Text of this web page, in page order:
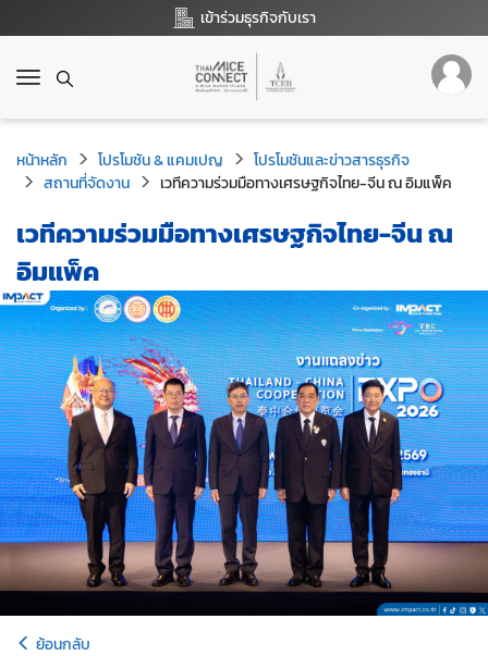
เข้าร่วมธุรกิจกับเรา
T
g
g
l
e
a
v
i
g
a
t
i
o
n
หน้าหลัก โปรโมชัน & แคมเปญ
โปรโมชันและข่าวสารธุรกิจ
สถานที่จัดงาน
เวทีความร่วมมือทางเศรษฐกิจไทย-จีน ณ อิมแพ็ค
เวทีความร่วมมือทางเศรษฐกิจไทย-จีน ณ
อิมแพ็ค
ย้อนกลับ